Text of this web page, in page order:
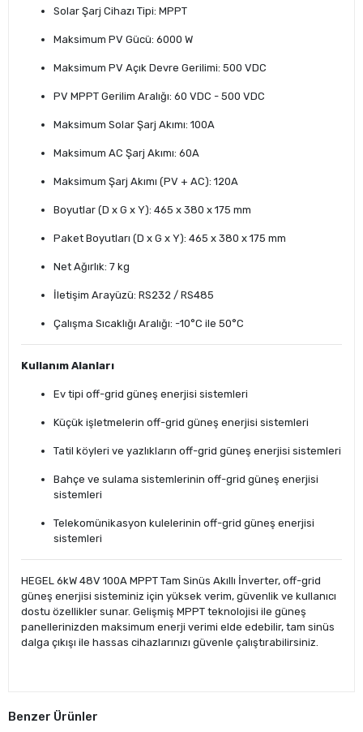
Solar Şarj Cihazı Tipi: MPPT
Maksimum PV Gücü: 6000 W
Maksimum PV Açık Devre Gerilimi: 500 VDC
PV MPPT Gerilim Aralığı: 60 VDC - 500 VDC
Maksimum Solar Şarj Akımı: 100A
Maksimum AC Şarj Akımı: 60A
Maksimum Şarj Akımı (PV + AC): 120A
Boyutlar (D x G x Y): 465 x 380 x 175 mm
Paket Boyutları (D x G x Y): 465 x 380 x 175 mm
Net Ağırlık: 7 kg
İletişim Arayüzü: RS232 / RS485
Çalışma Sıcaklığı Aralığı: -10°C ile 50°C
Kullanım Alanları
Ev tipi off-grid güneş enerjisi sistemleri
Küçük işletmelerin off-grid güneş enerjisi sistemleri
Tatil köyleri ve yazlıkların off-grid güneş enerjisi sistemleri
Bahçe ve sulama sistemlerinin off-grid güneş enerjisi
sistemleri
Telekomünikasyon kulelerinin off-grid güneş enerjisi
sistemleri
HEGEL 6kW 48V 100A MPPT Tam Sinüs Akıllı İnverter, off-grid
güneş enerjisi sisteminiz için yüksek verim, güvenlik ve kullanıcı
dostu özellikler sunar. Gelişmiş MPPT teknolojisi ile güneş
panellerinizden maksimum enerji verimi elde edebilir, tam sinüs
dalga çıkışı ile hassas cihazlarınızı güvenle çalıştırabilirsiniz.
Benzer Ürünler